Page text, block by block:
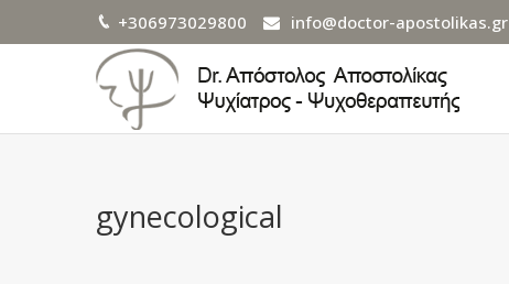
+306973029800 info@doctor-apostolikas.gr
gynecological